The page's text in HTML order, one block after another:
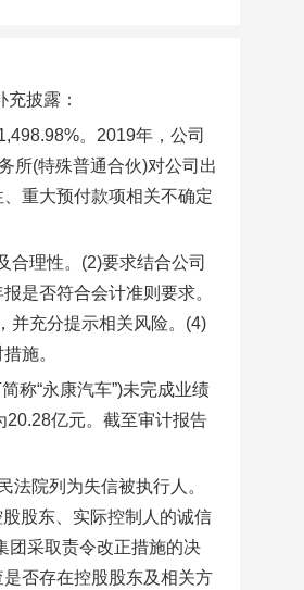
披露：
。2019年，公司
所(特殊普通合伙)对公司出
重大预付款项相关不确定
合理性。(2)要求结合公司
是否符合会计准则要求。
并充分提示相关风险。(4)
施。
称“永康汽车”)未完成业绩
20.28亿元。截至审计报告
院列为失信被执行人。
股东、实际控制人的诚信
团采取责令改正措施的决
否存在控股股东及相关方